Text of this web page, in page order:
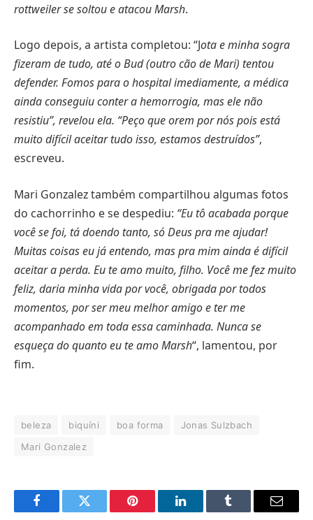
rottweiler se soltou e atacou Marsh.
Logo depois, a artista completou: “Jota e minha sogra
fizeram de tudo, até o Bud (outro cão de Mari) tentou
defender. Fomos para o hospital imediamente, a médica
ainda conseguiu conter a hemorrogia, mas ele não
resistiu”, revelou ela. “Peço que orem por nós pois está
muito difícil aceitar tudo isso, estamos destruídos”,
escreveu.
Mari Gonzalez também compartilhou algumas fotos
do cachorrinho e se despediu: “Eu tô acabada porque
você se foi, tá doendo tanto, só Deus pra me ajudar!
Muitas coisas eu já entendo, mas pra mim ainda é difícil
aceitar a perda. Eu te amo muito, filho. Você me fez muito
feliz, daria minha vida por você, obrigada por todos
momentos, por ser meu melhor amigo e ter me
acompanhado em toda essa caminhada. Nunca se
esqueça do quanto eu te amo Marsh“, lamentou, por
fim.
beleza biquíni boa forma
Jonas Sulzbach
Mari Gonzalez
FacebookTwitter Pinterest LinkedInTumblr E-